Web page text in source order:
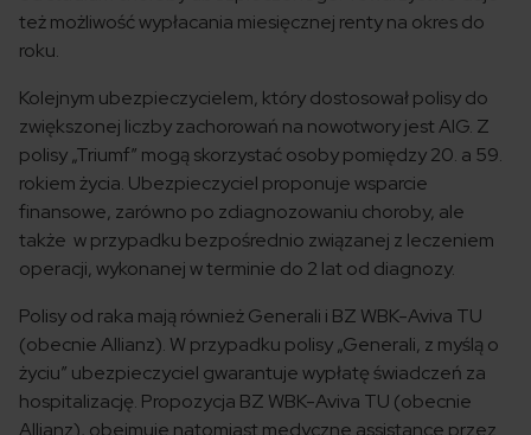
też możliwość wypłacania miesięcznej renty na okres do
roku.
Kolejnym ubezpieczycielem, który dostosował polisy do
zwiększonej liczby zachorowań na nowotwory jest AIG. Z
polisy „Triumf” mogą skorzystać osoby pomiędzy 20. a 59.
rokiem życia. Ubezpieczyciel proponuje wsparcie
finansowe, zarówno po zdiagnozowaniu choroby, ale
także w przypadku bezpośrednio związanej z leczeniem
operacji, wykonanej w terminie do 2 lat od diagnozy.
Polisy od raka mają również Generali i BZ WBK-Aviva TU
(obecnie Allianz). W przypadku polisy „Generali, z myślą o
życiu” ubezpieczyciel gwarantuje wypłatę świadczeń za
hospitalizację. Propozycja BZ WBK-Aviva TU (obecnie